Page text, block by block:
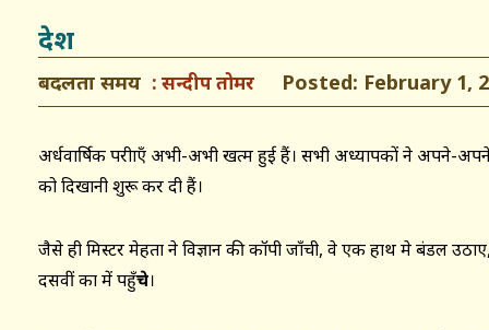
देश
बदलता समय सन्दीप तोमर Posted: February 1,
अर्धवार्षिक परीक्षाएँ अभी-अभी खत्म हुई हैं। सभी अध्यापकों ने अपने-
को दिखानी शुरू कर दी हैं।
जैसे ही मिस्टर मेहता ने विज्ञान की कॉपी जाँची, वे एक हाथ मे बंडल
दसवीं कक्षा में पहुँचे।